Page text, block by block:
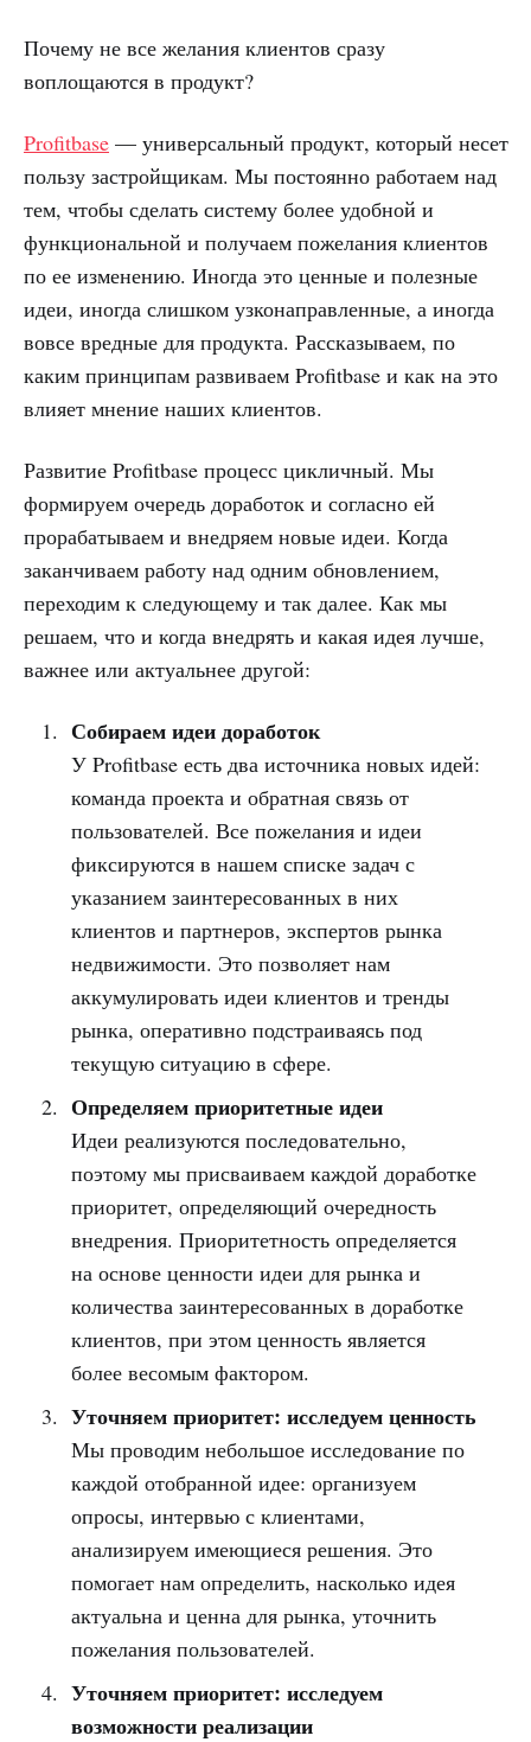
Почему не все желания клиентов сразу
воплощаются в продукт?
Profitbase — универсальный продукт, который несет
пользу застройщикам. Мы постоянно работаем над
тем, чтобы сделать систему более удобной и
функциональной и получаем пожелания клиентов
по ее изменению. Иногда это ценные и полезные
идеи, иногда слишком узконаправленные, а иногда
вовсе вредные для продукта. Рассказываем, по
каким принципам развиваем Profitbase и как на это
влияет мнение наших клиентов.
Развитие Profitbase процесс цикличный. Мы
формируем очередь доработок и согласно ей
прорабатываем и внедряем новые идеи. Когда
заканчиваем работу над одним обновлением,
переходим к следующему и так далее. Как мы
решаем, что и когда внедрять и какая идея лучше,
важнее или актуальнее другой:
Собираем идеи доработок
У Profitbase есть два источника новых идей:
команда проекта и обратная связь от
пользователей. Все пожелания и идеи
фиксируются в нашем списке задач с
указанием заинтересованных в них
клиентов и партнеров, экспертов рынка
недвижимости. Это позволяет нам
аккумулировать идеи клиентов и тренды
рынка, оперативно подстраиваясь под
текущую ситуацию в сфере.
Определяем приоритетные идеи
Идеи реализуются последовательно,
поэтому мы присваиваем каждой доработке
приоритет, определяющий очередность
внедрения. Приоритетность определяется
на основе ценности идеи для рынка и
количества заинтересованных в доработке
клиентов, при этом ценность является
более весомым фактором.
Уточняем приоритет: исследуем ценность
Мы проводим небольшое исследование по
каждой отобранной идее: организуем
опросы, интервью с клиентами,
анализируем имеющиеся решения. Это
помогает нам определить, насколько идея
актуальна и ценна для рынка, уточнить
пожелания пользователей.
Уточняем приоритет: исследуем
возможности реализации